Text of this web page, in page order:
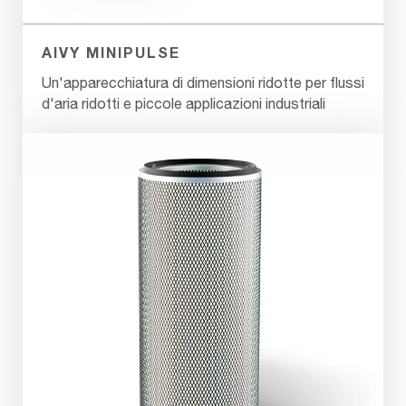
AIVY MINIPULSE
Un'apparecchiatura di dimensioni ridotte per flussi
d'aria ridotti e piccole applicazioni industriali